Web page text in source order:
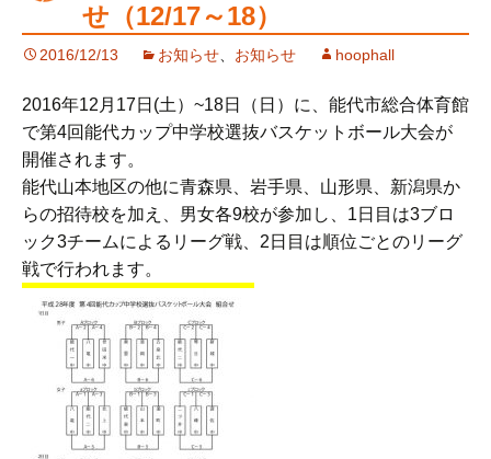
ツ
へ
ス
せ（12/17～18）
2016/12/13 お知らせ お知らせ hoophall
2016年12月17日(土）~18日（日）に、能代市総合体育館
で第4回能代カップ中学校選抜バスケットボール大会が
開催されます。
能代山本地区の他に青森県、岩手県、山形県、新潟県か
らの招待校を加え、男女各9校が参加し、1日目は3ブロ
ック3チームによるリーグ戦、2日目は順位ごとのリーグ
戦で行われます。